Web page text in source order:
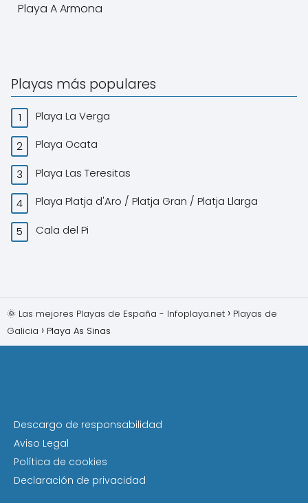
Playa A Armona
Playas más populares
Playa La Verga
Playa Ocata
Playa Las Teresitas
Playa Platja d'Aro / Platja Gran / Platja Llarga
Cala del Pi
🌞 Las mejores Playas de España - Infoplaya.net
Playas de
Galicia
Playa As Sinas
Descargo de responsabilidad
Aviso Legal
Política de cookies
Declaración de privacidad